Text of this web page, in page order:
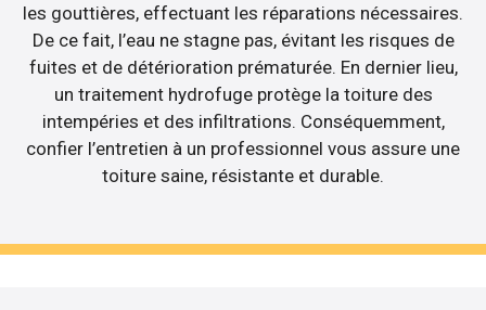
les gouttières, effectuant les réparations nécessaires.
De ce fait, l’eau ne stagne pas, évitant les risques de
fuites et de détérioration prématurée. En dernier lieu,
un traitement hydrofuge protège la toiture des
intempéries et des infiltrations. Conséquemment,
confier l’entretien à un professionnel vous assure une
toiture saine, résistante et durable.